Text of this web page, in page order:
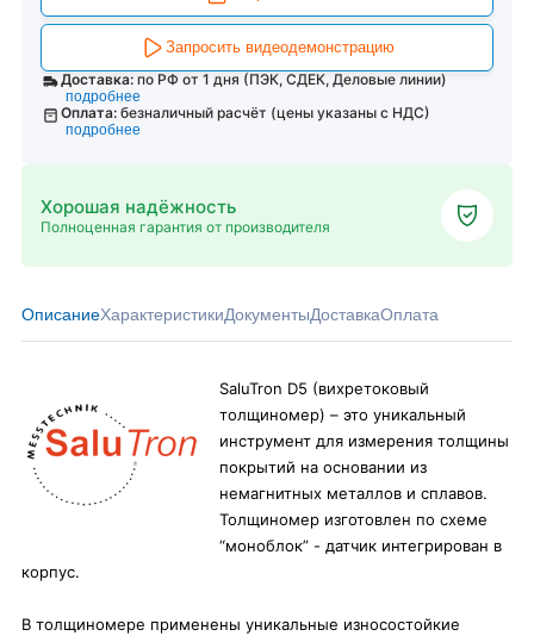
Запросить видеодемонстрацию
Доставка: по РФ от 1 дня (ПЭК, СДЕК, Деловые линии)
подробнее
Оплата: безналичный расчёт (цены указаны с НДС)
подробнее
Хорошая надёжность
Полноценная гарантия от производителя
ОписаниеХарактеристикиДокументыДоставкаОплата
SaluTron D5 (вихретоковый
толщиномер) – это уникальный
инструмент для измерения толщины
покрытий на основании из
немагнитных металлов и сплавов.
Толщиномер изготовлен по схеме
“моноблок” - датчик интегрирован в
корпус.
В толщиномере применены уникальные износостойкие